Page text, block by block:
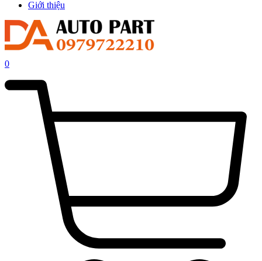
Giới thiệu
0